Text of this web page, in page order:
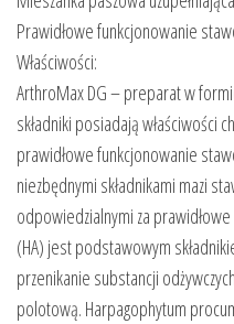
Prawidłowe funkcjonowanie
Właściwości:
ArthroMax DG – preparat w
składniki posiadają właściwości
prawidłowe funkcjonowanie
niezbędnymi składnikami mazi
odpowiedzialnymi za
(HA) jest podstawowym
przenikanie substancji
polotową. Harpagophytum